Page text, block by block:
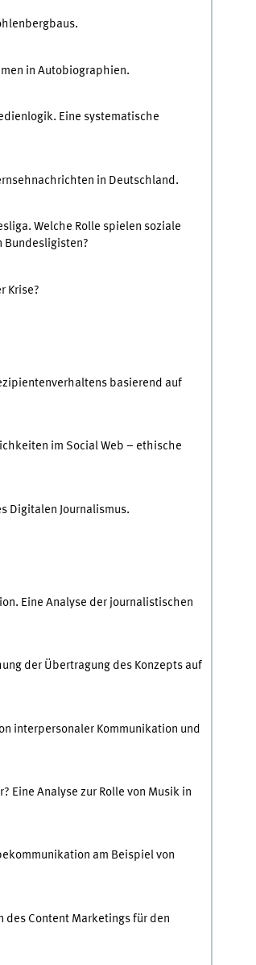
in Autobiographien.
Eine systematische
in Deutschland.
Welche Rolle spielen soziale
Bundesligisten?
Krise?
basierend auf
im Social Web – ethische
Digitalen Journalismus.
Eine Analyse der journalistischen
der Übertragung des Konzepts auf
interpersonaler Kommunikation und
Eine Analyse zur Rolle von Musik in
am Beispiel von
des Content Marketings für den